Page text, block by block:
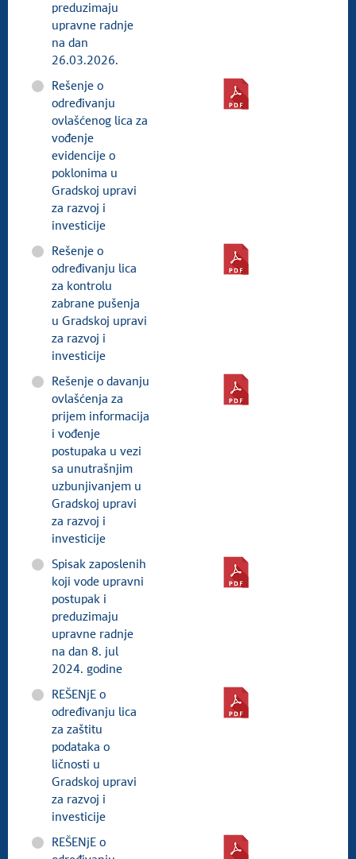
preduzimaju
upravne radnje
na dan
26.03.2026.
Rešenje o
određivanju
ovlašćenog lica za
vođenje
evidencije o
poklonima u
Gradskoj upravi
za razvoj i
investicije
Rešenje o
određivanju lica
za kontrolu
zabrane pušenja
u Gradskoj upravi
za razvoj i
investicije
Rešenje o davanju
ovlašćenja za
prijem informacija
i vođenje
postupaka u vezi
sa unutrašnjim
uzbunjivanjem u
Gradskoj upravi
za razvoj i
investicije
Spisak zaposlenih
koji vode upravni
postupak i
preduzimaju
upravne radnje
na dan 8. jul
2024. godine
REŠENjE o
određivanju lica
za zaštitu
podataka o
ličnosti u
Gradskoj upravi
za razvoj i
investicije
REŠENjE o